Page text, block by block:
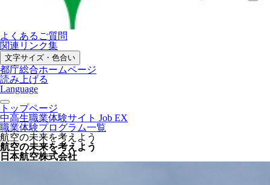
よくあるご質問
関連リンク集
文字サイズ・色合い
都庁総合ホームページ
読み上げる
Language
トップページ
中高生職業体験サイト Job EX
職業体験プログラム一覧
航空の未来を考えよう
航空の未来を考えよう
日本航空株式会社